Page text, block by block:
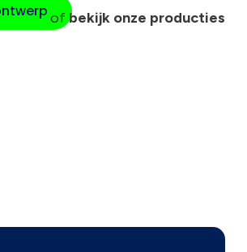
ofbekijk onze producties